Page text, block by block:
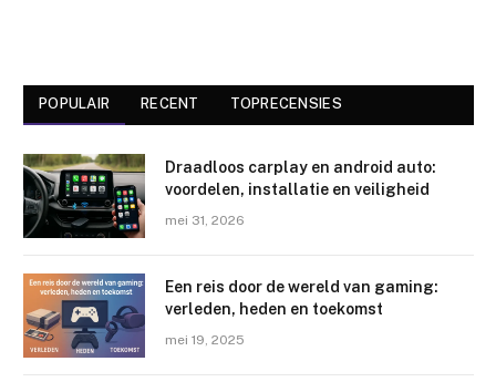
POPULAIR RECENT TOPRECENSIES
Draadloos carplay en android auto:
voordelen, installatie en veiligheid
mei 31, 2026
Een reis door de wereld van gaming:
verleden, heden en toekomst
mei 19, 2025